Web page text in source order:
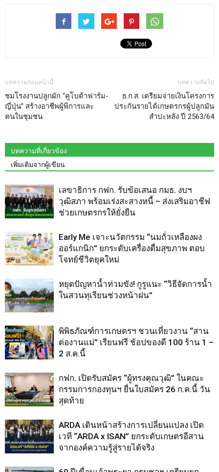
บทความก่อนหน้านี้
ชมโรงงานปลูกผัก “คูโบต้าฟาร์ม-
ญี่ปุ่น” สร้างอาชีพผู้พิการและ
คนในชุมชน
บทความถัดไป
ธ.ก.ส. เตรียมจ่ายเงินโครงการ
ประกันรายได้เกษตรกรผู้ปลูกมัน
สำปะหลัง ปี 2563/64
บทความที่เกี่ยวข้อง
เพิ่มเติมจากผู้เขียน
เลขาธิการ กฟก. รับข้อเสนอ กมธ. งบฯ
วุฒิสภา พร้อมเร่งสะสางหนี้ – ส่งเสริมอาชีฟ
ช่วยเกษตรกรให้ยั่งยืน
Early Me เจาะนวัตกรรม “นมถั่วเหลืองผง
ออร์แกนิก” ยกระดับเครื่องดื่มสุขภาพ ตอบ
โจทย์ชีวิตยุคใหม่
หยุดปัญหาน้ำท่วมขัง! กูรูแนะ “วิธีจัดการน้ำ
ในสวนทุเรียนช่วงหน้าฝน”
พิพิธภัณฑ์การเกษตรฯ ชวนเที่ยวงาน “สาน
ต่องานแม่” เรียนฟรี ช้อปของดี 100 ร้าน 1 –
2 ส.ค.นี้
กฟก. เปิดรับสมัคร “ผู้ทรงคุณวุฒิ” ในคณะ
กรรมการกองทุนฯ ยื่นใบสมัคร 26 ก.ค.นี้ วัน
สุดท้าย
ARDA เดินหน้าสร้างการเปลี่ยนแปลง เปิด
เวที “ARDA x ISAN” ยกระดับเกษตรอีสาน
จากองค์ความรู้สู่รายได้จริง